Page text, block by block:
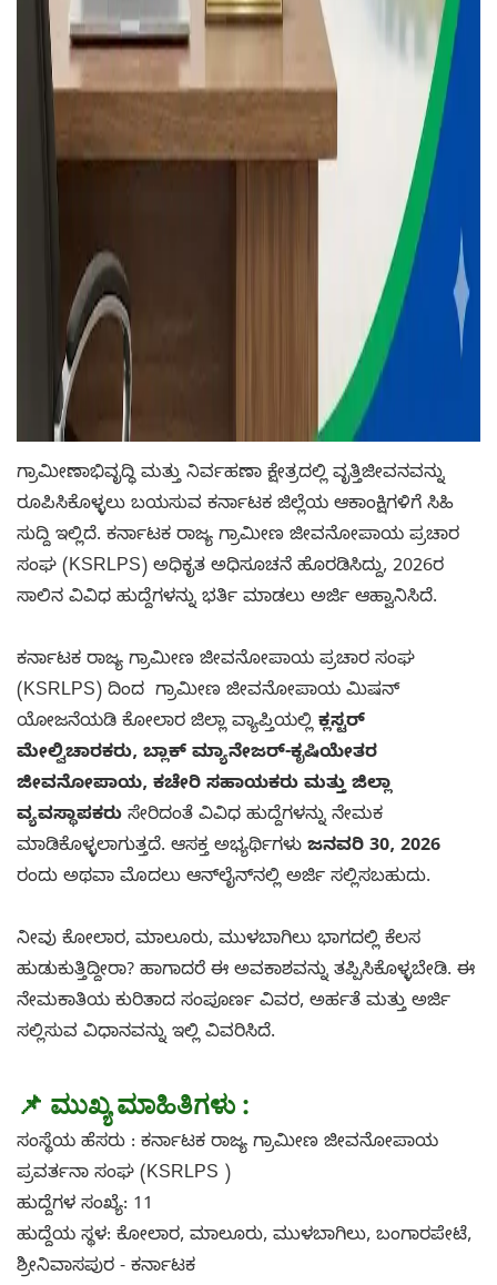
ಗ್ರಾಮೀಣಾಭಿವೃದ್ಧಿ ಮತ್ತು ನಿರ್ವಹಣಾ ಕ್ಷೇತ್ರದಲ್ಲಿ ವೃತ್ತಿಜೀವನವನ್ನು
ರೂಪಿಸಿಕೊಳ್ಳಲು ಬಯಸುವ ಕರ್ನಾಟಕ ಜಿಲ್ಲೆಯ ಆಕಾಂಕ್ಷಿಗಳಿಗೆ ಸಿಹಿ
ಸುದ್ದಿ ಇಲ್ಲಿದೆ. ಕರ್ನಾಟಕ ರಾಜ್ಯ ಗ್ರಾಮೀಣ ಜೀವನೋಪಾಯ ಪ್ರಚಾರ
ಸಂಘ (KSRLPS) ಅಧಿಕೃತ ಅಧಿಸೂಚನೆ ಹೊರಡಿಸಿದ್ದು, 2026ರ
ಸಾಲಿನ ವಿವಿಧ ಹುದ್ದೆಗಳನ್ನು ಭರ್ತಿ ಮಾಡಲು ಅರ್ಜಿ ಆಹ್ವಾನಿಸಿದೆ.
ಕರ್ನಾಟಕ ರಾಜ್ಯ ಗ್ರಾಮೀಣ ಜೀವನೋಪಾಯ ಪ್ರಚಾರ ಸಂಘ
(KSRLPS) ದಿಂದ ಗ್ರಾಮೀಣ ಜೀವನೋಪಾಯ ಮಿಷನ್
ಯೋಜನೆಯಡಿ ಕೋಲಾರ ಜಿಲ್ಲಾ ವ್ಯಾಪ್ತಿಯಲ್ಲಿಕ್ಲಸ್ಟರ್
ಮೇಲ್ವಿಚಾರಕರು, ಬ್ಲಾಕ್ ಮ್ಯಾನೇಜರ್-ಕೃಷಿಯೇತರ
ಜೀವನೋಪಾಯ, ಕಚೇರಿ ಸಹಾಯಕರು ಮತ್ತು ಜಿಲ್ಲಾ
ವ್ಯವಸ್ಥಾಪಕರು ಸೇರಿದಂತೆ ವಿವಿಧ ಹುದ್ದೆಗಳನ್ನು ನೇಮಕ
ಮಾಡಿಕೊಳ್ಳಲಾಗುತ್ತದೆ. ಆಸಕ್ತ ಅಭ್ಯರ್ಥಿಗಳು ಜನವರಿ 30, 2026
ರಂದು ಅಥವಾ ಮೊದಲು ಆನ್‌ಲೈನ್‌ನಲ್ಲಿ ಅರ್ಜಿ ಸಲ್ಲಿಸಬಹುದು.
ನೀವು ಕೋಲಾರ, ಮಾಲೂರು, ಮುಳಬಾಗಿಲು ಭಾಗದಲ್ಲಿ ಕೆಲಸ
ಹುಡುಕುತ್ತಿದ್ದೀರಾ? ಹಾಗಾದರೆ ಈ ಅವಕಾಶವನ್ನು ತಪ್ಪಿಸಿಕೊಳ್ಳಬೇಡಿ. ಈ
ನೇಮಕಾತಿಯ ಕುರಿತಾದ ಸಂಪೂರ್ಣ ವಿವರ, ಅರ್ಹತೆ ಮತ್ತು ಅರ್ಜಿ
ಸಲ್ಲಿಸುವ ವಿಧಾನವನ್ನು ಇಲ್ಲಿ ವಿವರಿಸಿದೆ.
📌 ಮುಖ್ಯ ಮಾಹಿತಿಗಳು :
ಸಂಸ್ಥೆಯ ಹೆಸರು : ಕರ್ನಾಟಕ ರಾಜ್ಯ ಗ್ರಾಮೀಣ ಜೀವನೋಪಾಯ
ಪ್ರವರ್ತನಾ ಸಂಘ (KSRLPS )
ಹುದ್ದೆಗಳ ಸಂಖ್ಯೆ: 11
ಹುದ್ದೆಯ ಸ್ಥಳ: ಕೋಲಾರ, ಮಾಲೂರು, ಮುಳಬಾಗಿಲು, ಬಂಗಾರಪೇಟೆ,
ಶ್ರೀನಿವಾಸಪುರ - ಕರ್ನಾಟಕ